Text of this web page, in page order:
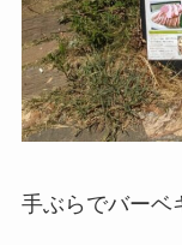
手ぶらでバーベ